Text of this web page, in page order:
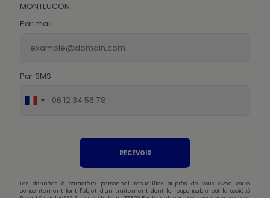
MONTLUCON.
Par mail
Par SMS
RECEVOIR
Les données à caractère personnel recueillies auprès de vous avec votre
consentement font l’objet d’un traitement dont le responsable est la société